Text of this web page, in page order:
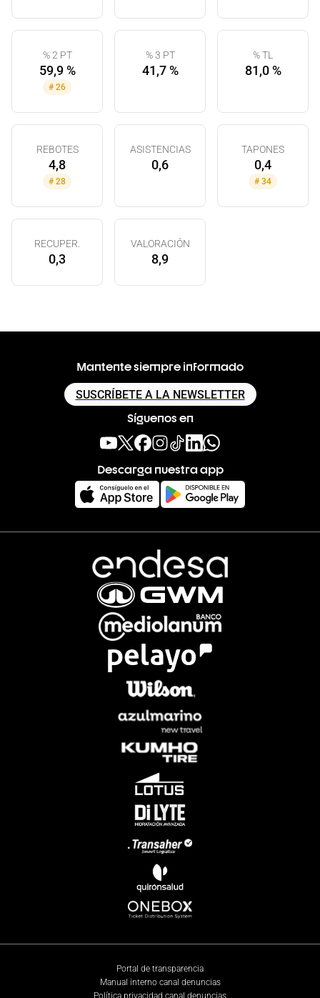
% 2 PT
59,9 %
# 26
% 3 PT
41,7 %
% TL
81,0 %
REBOTES
4,8
# 28
ASISTENCIAS
0,6
TAPONES
0,4
# 34
RECUPER.
0,3
VALORACIÓN
8,9
Mantente siempre informado
SUSCRÍBETE A LA NEWSLETTER
Síguenos en
Descarga nuestra app
Portal de transparencia
Manual interno canal denuncias
Política privacidad canal denuncias